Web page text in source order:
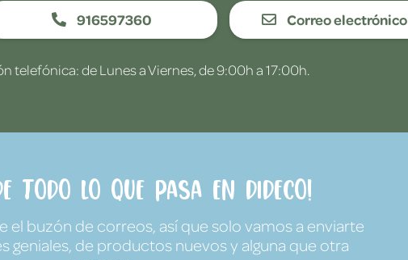
916597360 Correo electrónico
telefónica: de Lunes a Viernes, de 9:00h a 17:00h.
todo lo que pasa en Dideco!
el buzón de correos, así que solo vamos a enviarte
geniales, de productos nuevos y alguna que otra